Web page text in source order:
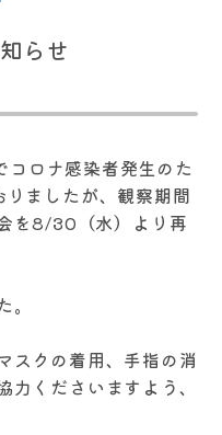
らせ
ロナ感染者発生のた
ましたが、観察期間
を8/30（水）より再
スクの着用、手指の消
くださいますよう、